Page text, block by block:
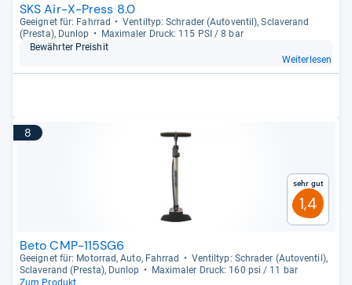
SKS Air-X-Press 8.0
Geeig­net für: Fahr­rad
Ven­til­typ: Schra­der (Auto­ven­til), Scla­ve­rand
(Presta), Dun­lop
Maxi­ma­ler Druck: 115 PSI / 8 bar
Bewähr­ter Preis­hit
Weiterlesen
8
Sehr gut
1,4
Beto CMP-115SG6
Geeig­net für: Motor­rad, Auto, Fahr­rad
Ven­til­typ: Schra­der (Auto­ven­til),
Scla­ve­rand (Presta), Dun­lop
Maxi­ma­ler Druck: 160 psi / 11 bar
Zum Produkt